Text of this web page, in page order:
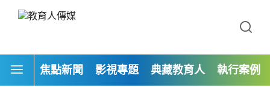
焦點新聞 影視專題 典藏教育人 執行案例